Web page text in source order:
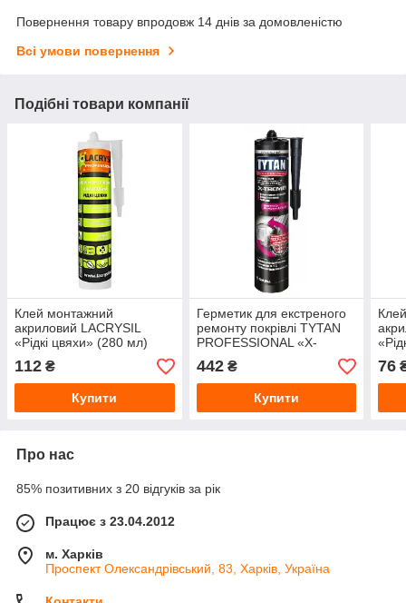
Повернення товару впродовж 14 днів за домовленістю
Всі умови повернення
Подібні товари компанії
Клей монтажний
акриловий LACRYSIL
«Рідкі цвяхи» (280 мл)
Білий
112 ₴
Купити
Герметик для екстреного
ремонту покрівлі TYTAN
PROFESSIONAL «X-
TREME» (310 мл)
Прозорий
442₴
Купити
76
Про нас
85% позитивних з 20 відгуків за рік
Працює з 23.04.2012
м. Харків
Проспект Олександрівський, 83, Харків, Україна